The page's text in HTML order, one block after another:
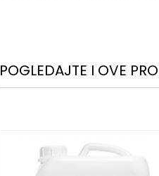
POGLEDAJTE I OVE